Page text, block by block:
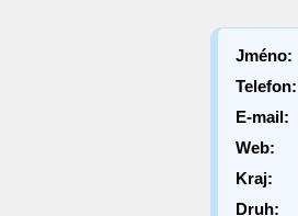
Jméno:
Telefon:
E-mail:
Web:
Kraj:
Druh: